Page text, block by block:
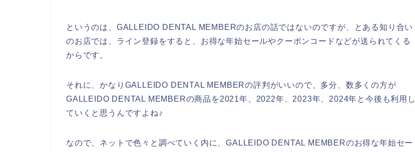
というのは、GALLEIDO DENTAL MEMBERのお店の話ではないのですが、とある知り合い
のお店では、ライン登録をすると、お得な年始セールやクーポンコードなどが送られてくる
からです。
それに、かなりGALLEIDO DENTAL MEMBERの評判がいいので、多分、数多くの方が
GALLEIDO DENTAL MEMBERの商品を2021年、2022年、2023年、2024年と今後も利用し
ていくと思うんですよね♪
なので、ネットで色々と調べていく内に、GALLEIDO DENTAL MEMBERのお得な年始セー